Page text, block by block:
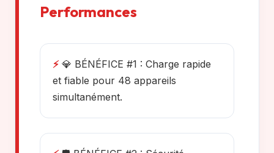
Performances
⚡💎 BÉNÉFICE #1 : Charge rapide
et fiable pour 48 appareils
simultanément.